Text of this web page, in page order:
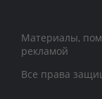
Материалы,
рекламой
Все права